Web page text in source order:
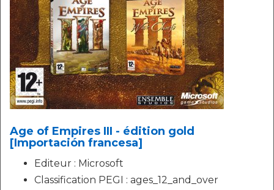
Age of Empires III - édition gold
[Importación francesa]
Editeur : Microsoft
Classification PEGI : ages_12_and_over